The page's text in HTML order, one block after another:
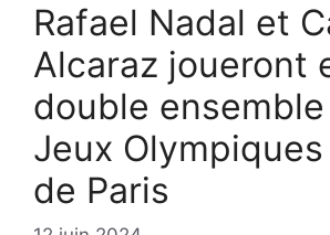
Rafael Nadal et
Alcaraz joueront
double
Jeux
de Paris